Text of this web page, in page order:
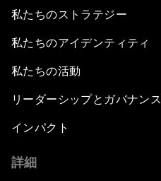
私たちのストラテジー
私たちのアイデンティティ
私たちの活動
リーダーシップとガバナンス
インパクト
詳細